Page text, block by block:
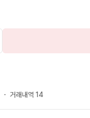
・ 거래내역 14